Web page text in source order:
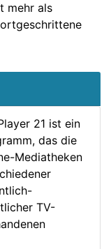
mehr als
21 ist ein
das die
Mediatheken
TV-